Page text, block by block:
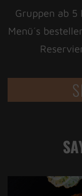
Gruppen ab 5
Menü´s